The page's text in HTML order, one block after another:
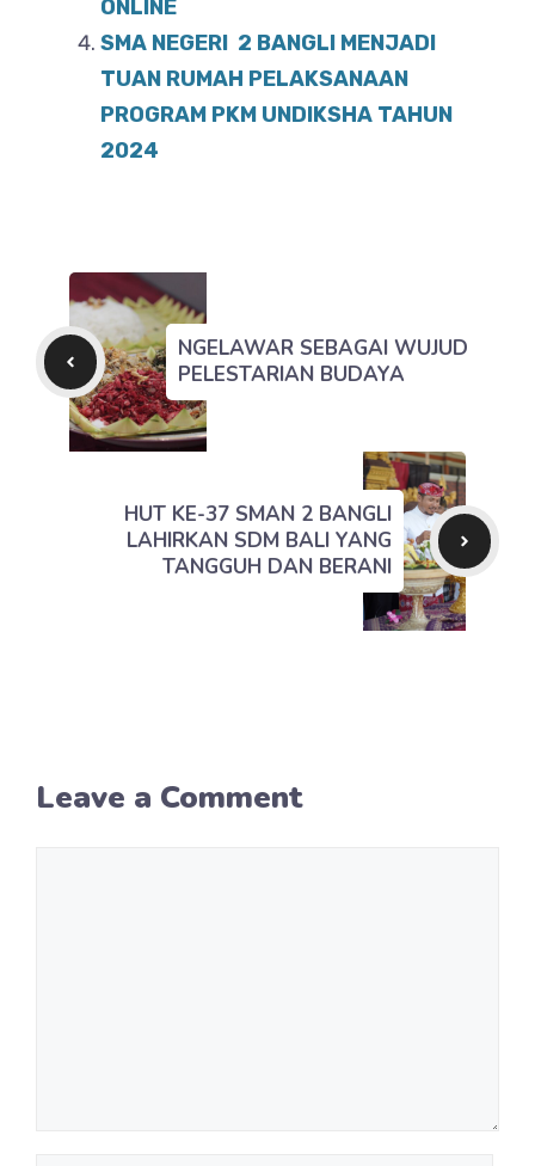
ONLINE
SMA NEGERI 2 BANGLI MENJADI
TUAN RUMAH PELAKSANAAN
PROGRAM PKM UNDIKSHA TAHUN
2024
NGELAWAR SEBAGAI WUJUD
PELESTARIAN BUDAYA
HUT KE-37 SMAN 2 BANGLI
LAHIRKAN SDM BALI YANG
TANGGUH DAN BERANI
Leave a Comment